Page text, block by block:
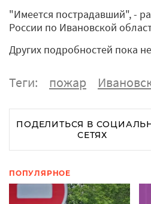
"Имеется пострадавший", -
России по Ивановской
Других подробностей пока
Теги: пожар
ПОДЕЛИТЬСЯ В
СЕТЯХ
ПОПУЛЯРНОЕ